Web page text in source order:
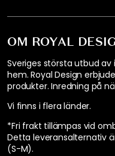
OM ROYAL
Sveriges största utbud
hem. Royal Design
produkter. Inredning på
Vi finns i flera länder.
*Fri frakt tillämpas vid
Detta leveransalternativ
(S-M).